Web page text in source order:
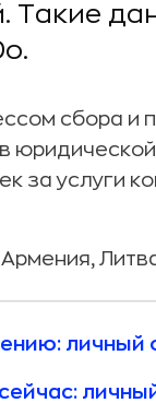
сбора и
за услуги
личный